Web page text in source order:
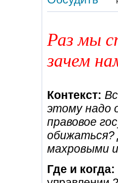
Раз мы
зачем
Контекст:
этому надо
правовое
обижаться?
махровыми
Где и когда: